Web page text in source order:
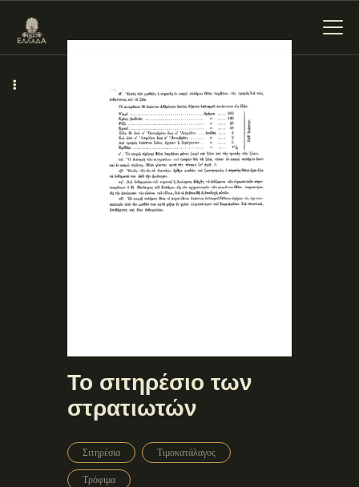
ΕΝΌΤΗΤΕΣ
ΞΥΛΌΚΑΣΤΡΟ –
ΕΥΡΩΣΤΊΝΗ
Το σιτηρέσιο των
στρατιωτών
Σιτηρέσια Τιμοκατάλαγος
Τρόφιμα